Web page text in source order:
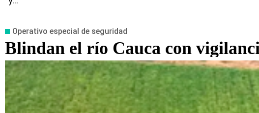
Operativo especial de seguridad
Blindan el río Cauca con